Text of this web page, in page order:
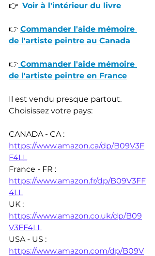
👉 Voir à l'intérieur du livre
👉 Commander l'aide mémoire
de l'artiste peintre au Canada
👉 Commander l'aide mémoire
de l'artiste peintre en France
Il est vendu presque partout.
Choisissez votre pays:
CANADA - CA :
https://www.amazon.ca/dp/B09V3F
F4LL
France - FR :
https://www.amazon.fr/dp/B09V3FF
4LL
UK :
https://www.amazon.co.uk/dp/B09
V3FF4LL
USA - US :
https://www.amazon.com/dp/B09V